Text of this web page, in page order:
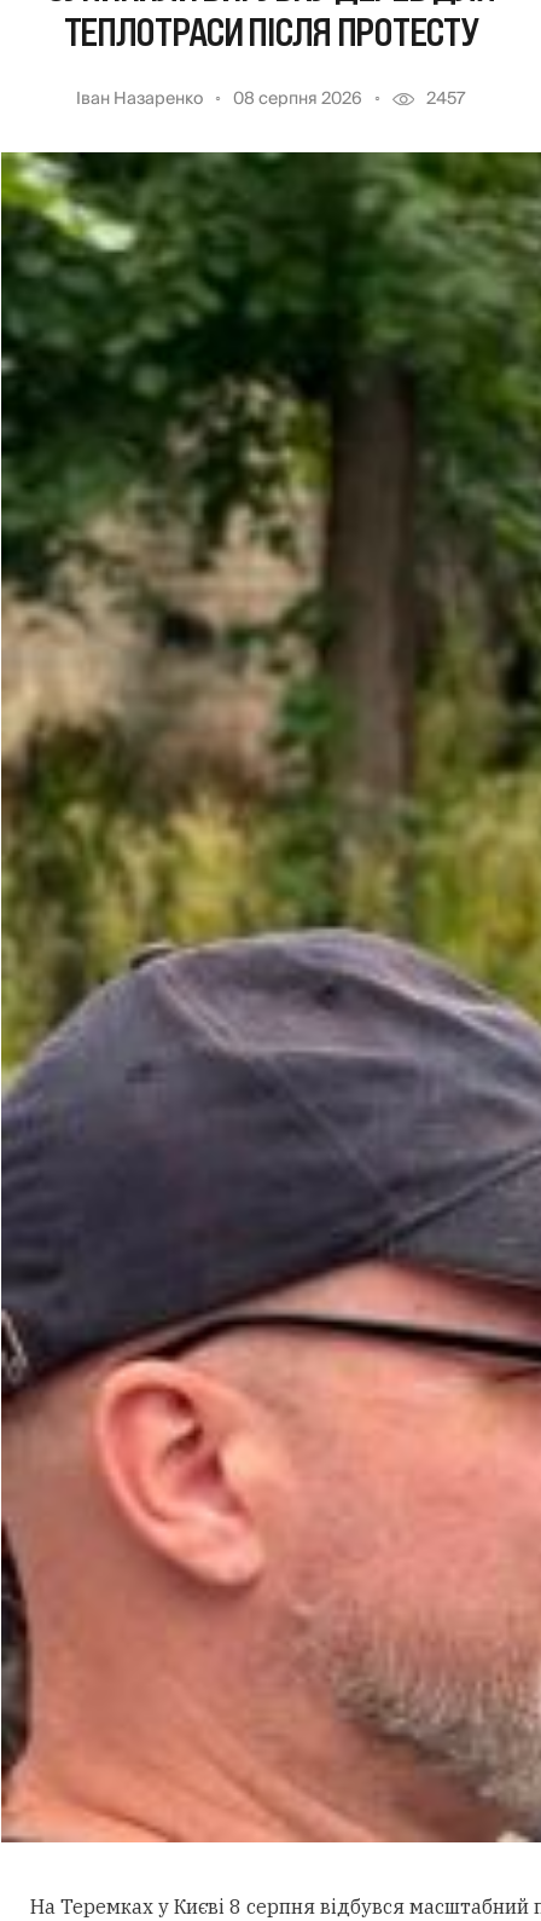
ТЕПЛОТРАСИ ПІСЛЯ ПРОТЕСТУ
Іван Назаренко 08 серпня 2026 2457
На Теремках у Києві 8 серпня відбувся масштабний